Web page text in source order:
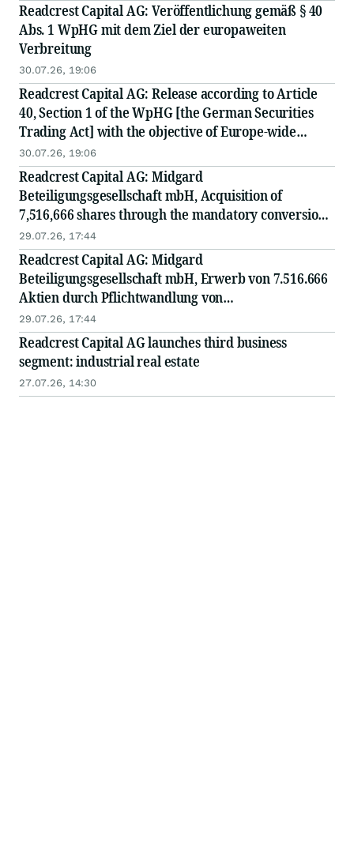
Readcrest Capital AG: Veröffentlichung gemäß § 40
Abs. 1 WpHG mit dem Ziel der europaweiten
Verbreitung
30.07.26, 19:06
Readcrest Capital AG: Release according to Article
40, Section 1 of the WpHG [the German Securities
Trading Act] with the objective of Europe-wide
distribution
30.07.26, 19:06
Readcrest Capital AG: Midgard
Beteiligungsgesellschaft mbH, Acquisition of
7,516,666 shares through the mandatory conversion
of convertible bonds at a conversion price of EUR
1.20
29.07.26, 17:44
Readcrest Capital AG: Midgard
Beteiligungsgesellschaft mbH, Erwerb von 7.516.666
Aktien durch Pflichtwandlung von
Wandelschuldverschreibungen zum Wandlungspreis
von EUR 1,20
29.07.26, 17:44
Readcrest Capital AG launches third business
segment: industrial real estate
27.07.26, 14:30